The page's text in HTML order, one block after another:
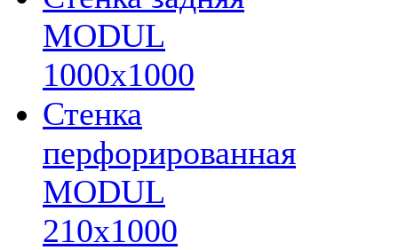
MODUL
1000х1000
Стенка
перфорированная
MODUL
210х1000